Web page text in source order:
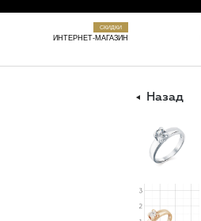
СКИДКИ
ИНТЕРНЕТ-МАГАЗИН
Назад